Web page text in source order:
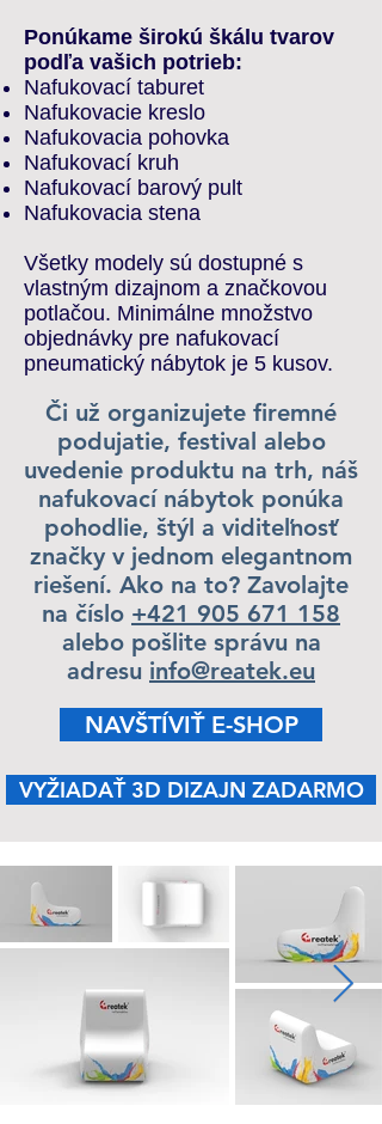
Ponúkame širokú škálu tvarov
podľa vašich potrieb:
Nafukovací taburet
Nafukovacie kreslo
Nafukovacia pohovka
Nafukovací kruh
Nafukovací barový pult
Nafukovacia stena
Všetky modely sú dostupné s
vlastným dizajnom a značkovou
potlačou. Minimálne množstvo
objednávky pre nafukovací
pneumatický nábytok je 5 kusov.
Či už organizujete firemné
podujatie, festival alebo
uvedenie produktu na trh, náš
nafukovací nábytok ponúka
pohodlie, štýl a viditeľnosť
značky v jednom elegantnom
riešení. Ako na to? Zavolajte
na číslo +421 905 671 158
alebo pošlite správu na
adresu info@reatek.eu
NAVŠTÍVIŤ E-SHOP
VYŽIADAŤ 3D DIZAJN ZADARMO